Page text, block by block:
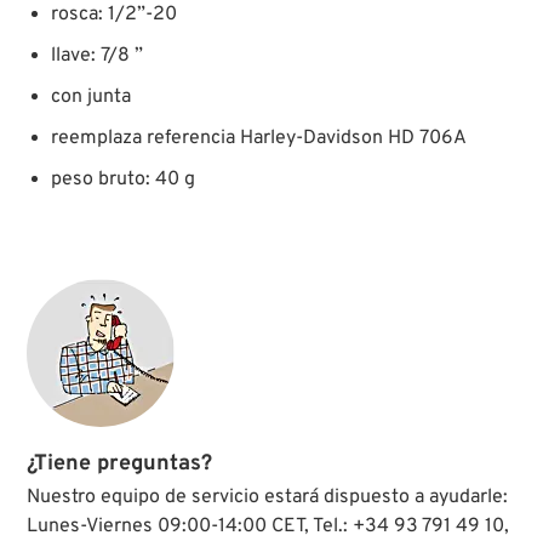
rosca: 1/2”-20
llave: 7/8 ”
con junta
reemplaza referencia Harley-Davidson HD 706A
peso bruto: 40 g
¿Tiene preguntas?
Nuestro equipo de servicio estará dispuesto a ayudarle:
Lunes-Viernes 09:00-14:00 CET, Tel.: +34 93 791 49 10,